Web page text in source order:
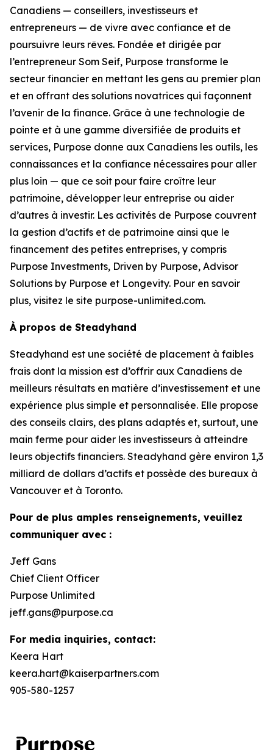
Canadiens — conseillers, investisseurs et
entrepreneurs — de vivre avec confiance et de
poursuivre leurs rêves. Fondée et dirigée par
l’entrepreneur Som Seif, Purpose transforme le
secteur financier en mettant les gens au premier plan
et en offrant des solutions novatrices qui façonnent
l’avenir de la finance. Grâce à une technologie de
pointe et à une gamme diversifiée de produits et
services, Purpose donne aux Canadiens les outils, les
connaissances et la confiance nécessaires pour aller
plus loin — que ce soit pour faire croître leur
patrimoine, développer leur entreprise ou aider
d’autres à investir. Les activités de Purpose couvrent
la gestion d’actifs et de patrimoine ainsi que le
financement des petites entreprises, y compris
Purpose Investments, Driven by Purpose, Advisor
Solutions by Purpose et Longevity. Pour en savoir
plus, visitez le site purpose-unlimited.com.
À propos de Steadyhand
Steadyhand est une société de placement à faibles
frais dont la mission est d’offrir aux Canadiens de
meilleurs résultats en matière d’investissement et une
expérience plus simple et personnalisée. Elle propose
des conseils clairs, des plans adaptés et, surtout, une
main ferme pour aider les investisseurs à atteindre
leurs objectifs financiers. Steadyhand gère environ 1,3
milliard de dollars d’actifs et possède des bureaux à
Vancouver et à Toronto.
Pour de plus amples renseignements, veuillez
communiquer avec :
Jeff Gans
Chief Client Officer
Purpose Unlimited
jeff.gans@purpose.ca
For media inquiries, contact:
Keera Hart
keera.hart@kaiserpartners.com
905-580-1257